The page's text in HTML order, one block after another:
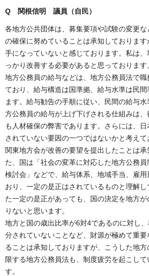
Q 関根信明 議員（自民）
各地方公共団体は、募集要項や試験の変更
の確保に努めていることは承知しておりま
手になっていないと感じております。私は
っかり改善する必要があると思っております
地方公務員の給与などは、地方公務員法で
ており、給与構造は国準拠、給与水準は民間
ます。給与勧告の手順に従い、民間の給与
方公務員の給与が上げ下げされる仕組みは
も人材確保の弊害であります。さらには、
されていない要因の一つではないかと考えて
関東地方会が改善の要望を提出したことは承
た、国は「社会の変革に対応した地方公務
検討会」などで、給与体系、地域手当、雇
おり、一定の是正はされているものと理解
た一定の是正があっても、国の決定を地方
りないと思います。
地方と国の歳出比率が6対4であるのに対し
分されていないことなど、財源が極めて重
ることは承知しておりますが、こうした地方
限する地方公務員法も、制度疲労を起こして
す。